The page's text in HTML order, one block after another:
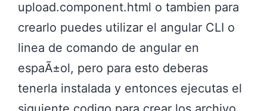
upload.component.html o tambien para
crearlo puedes utilizar el angular CLI o
linea de comando de angular en
espaÃ±ol, pero para esto deberas
tenerla instalada y entonces ejecutas el